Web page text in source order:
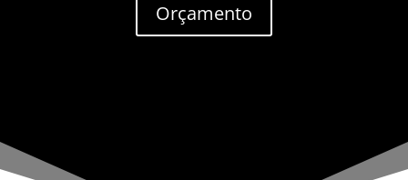
Orçamento